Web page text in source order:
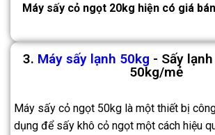
Máy sấy cỏ ngọt 20kg hiện có giá
3. Máy sấy lạnh 50kg - Sấy
50kg/mẻ
Máy sấy cỏ ngọt 50kg là một thiết bị
dụng để sấy khô cỏ ngọt một cách hiệu